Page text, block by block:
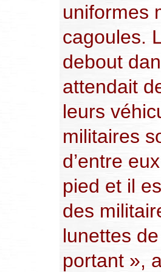
uniformes
cagoules.
debout
attendait
leurs
militaires
d’entre
pied et il
des
lunettes
portant »,